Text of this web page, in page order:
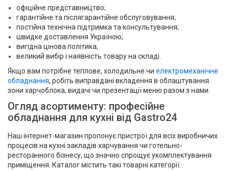
офіційне представництво;
гарантійне та післягарантійне обслуговування;
постійна технічна підтримка та консультування;
швидке доставлення Україною;
вигідна цінова політика;
великий вибір і наявність товару на складі.
Якщо вам потрібне теплове, холодильне чи електромеханічне
обладнання, робіть виправдані вкладення в облаштування
зони харчоблока, видачі чи презентації меню разом з нами.
Огляд асортименту: професійне
обладнання для кухні від Gastro24
Наш інтернет-магазин пропонує пристрої для всіх виробничих
процесів на кухні закладів харчування чи готельно-
ресторанного бізнесу, що значно спрощує укомплектування
приміщення. Каталог містить такі товарні категорії: